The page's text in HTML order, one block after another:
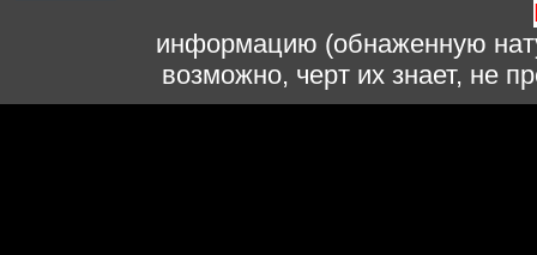
информацию (обнаженную
возможно, черт их знает, не